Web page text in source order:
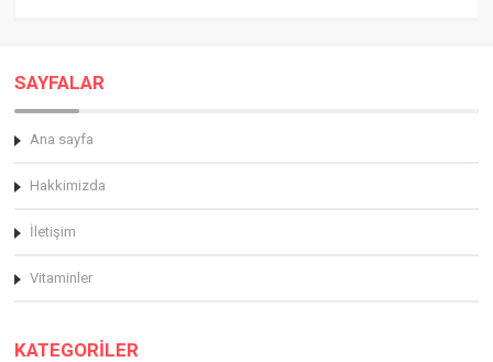
SAYFALAR
Ana sayfa
Hakkimizda
İletişim
Vitaminler
KATEGORİLER